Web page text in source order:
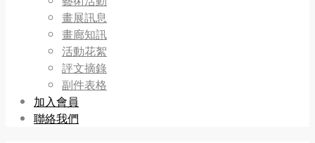
畫展訊息
畫廊知訊
活動花絮
評文摘錄
副件表格
加入會員
聯絡我們